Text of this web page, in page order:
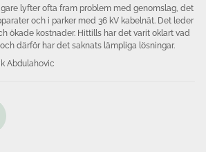
lyfter ofta fram problem med genomslag, det
och i parker med 36 kV kabelnät. Det leder
ökade kostnader. Hittills har det varit oklart vad
därför har det saknats lämpliga lösningar.
Abdulahovic